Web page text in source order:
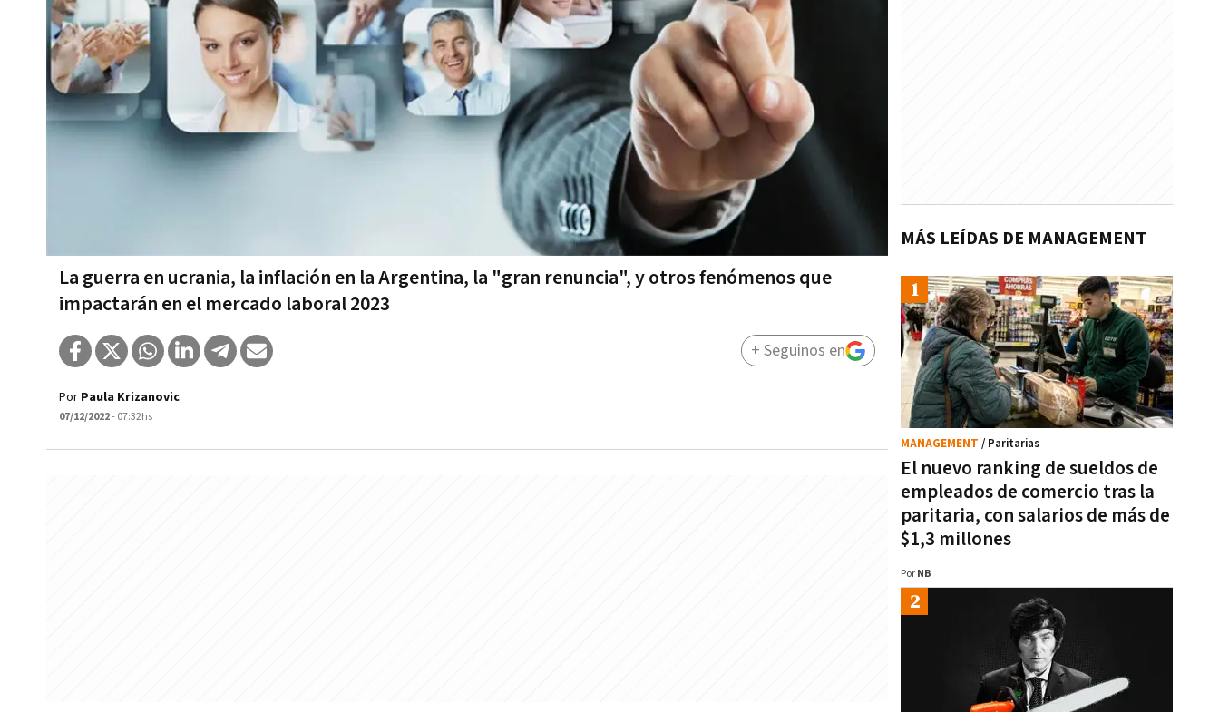
La guerra en ucrania, la inflación en la Argentina, la "gran renuncia", y otros fenómenos que
impactarán en el mercado laboral 2023
Por Paula Krizanovic
07/12/2022- 07:32hs
+ Seguinos en
MÁS LEÍDAS DE MANAGEMENT
El nuevo ranking de sueldos de
empleados de comercio tras la
paritaria, con salarios de más de
$1,3 millones
MANAGEMENT / Paritarias
Por NB